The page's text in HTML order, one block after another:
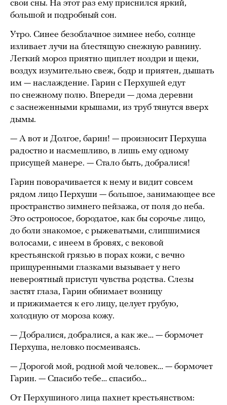
свои сны. На этот раз ему приснился яркий,
большой и подробный сон.
Утро. Синее безоблачное зимнее небо, солнце
изливает лучи на блестящую снежную равнину.
Легкий мороз приятно щиплет ноздри и щеки,
воздух изумительно свеж, бодр и приятен, дышать
им — наслаждение. Гарин с Перхушей едут
по снежному полю. Впереди — дома деревни
с заснеженными крышами, из труб тянутся вверх
дымы.
— А вот и Долгое, барин! — произносит Перхуша
радостно и насмешливо, в лишь ему одному
присущей манере. — Стало быть, добралися!
Гарин поворачивается к нему и видит совсем
рядом лицо Перхуши — большое, занимающее все
пространство зимнего пейзажа, от поля до неба.
Это остроносое, бородатое, как бы сорочье лицо,
до боли знакомое, с рыжеватыми, слипшимися
волосами, с инеем в бровях, с вековой
крестьянской грязью в порах кожи, с вечно
прищуренными глазками вызывает у него
невероятный приступ чувства родства. Слезы
застят глаза, Гарин обнимает возницу
и прижимается к его лицу, целует грубую,
холодную от мороза кожу.
— Добралися, добралися, а как же… — бормочет
Перхуша, неловко посмеиваясь.
— Дорогой мой, родной мой человек… — бормочет
Гарин. — Спасибо тебе… спасибо…
От Перхушиного лица пахнет крестьянством: